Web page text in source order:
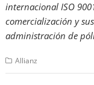
internacional ISO
comercialización y
administración de
Allianz